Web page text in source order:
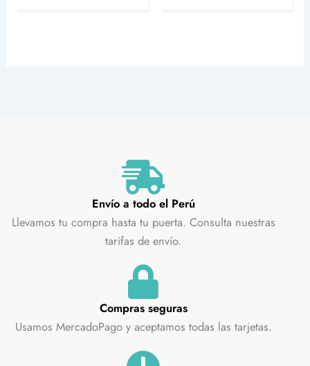
Envío a todo el Perú
Llevamos tu compra hasta tu puerta. Consulta nuestras
tarifas de envío.
Compras seguras
Usamos MercadoPago y aceptamos todas las tarjetas.